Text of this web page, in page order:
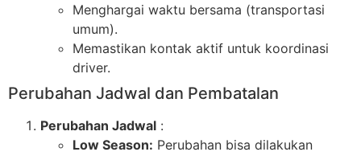
Menghargai waktu bersama (transportasi
umum).
Memastikan kontak aktif untuk koordinasi
driver.
Perubahan Jadwal dan Pembatalan
Perubahan Jadwal :
Low Season: Perubahan bisa dilakukan